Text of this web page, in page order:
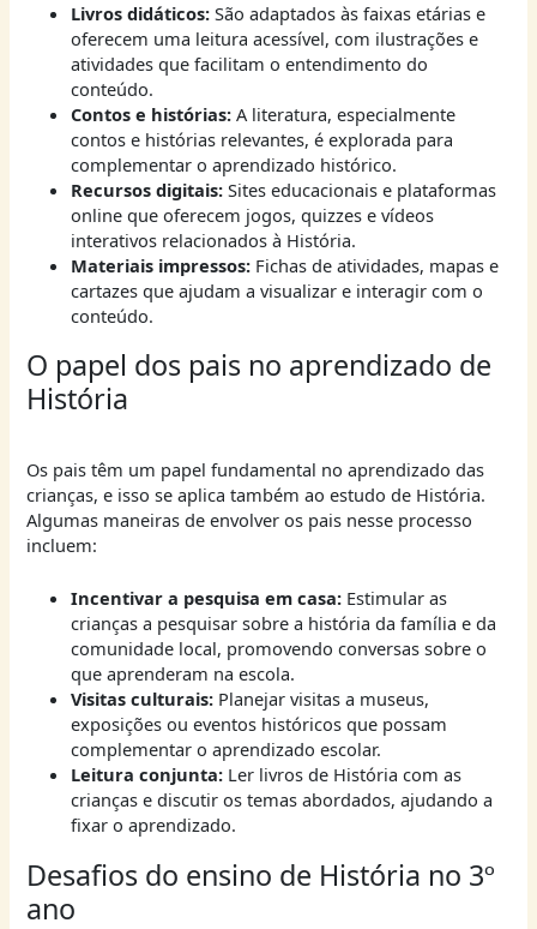
Livros didáticos:São adaptados às faixas etárias e
oferecem uma leitura acessível, com ilustrações e
atividades que facilitam o entendimento do
conteúdo.
Contos e histórias:A literatura, especialmente
contos e histórias relevantes, é explorada para
complementar o aprendizado histórico.
Recursos digitais:Sites educacionais e plataformas
online que oferecem jogos, quizzes e vídeos
interativos relacionados à História.
Materiais impressos:Fichas de atividades, mapas e
cartazes que ajudam a visualizar e interagir com o
conteúdo.
O papel dos pais no aprendizado de
História
Os pais têm um papel fundamental no aprendizado das
crianças, e isso se aplica também ao estudo de História.
Algumas maneiras de envolver os pais nesse processo
incluem:
Incentivar a pesquisa em casa:Estimular as
crianças a pesquisar sobre a história da família e da
comunidade local, promovendo conversas sobre o
que aprenderam na escola.
Visitas culturais:Planejar visitas a museus,
exposições ou eventos históricos que possam
complementar o aprendizado escolar.
Leitura conjunta:Ler livros de História com as
crianças e discutir os temas abordados, ajudando a
fixar o aprendizado.
Desafios do ensino de História no 3º
ano